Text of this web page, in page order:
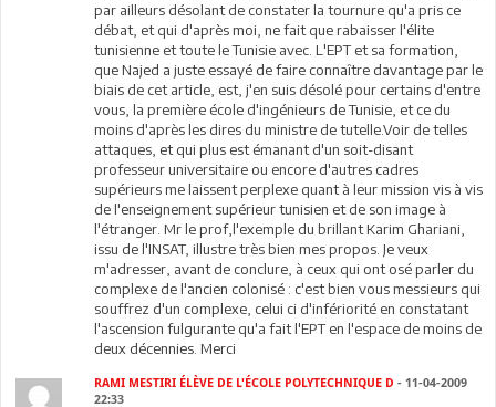
par ailleurs désolant de constater la tournure qu'a pris ce
débat, et qui d'après moi, ne fait que rabaisser l'élite
tunisienne et toute le Tunisie avec. L'EPT et sa formation,
que Najed a juste essayé de faire connaître davantage par le
biais de cet article, est, j'en suis désolé pour certains d'entre
vous, la première école d'ingénieurs de Tunisie, et ce du
moins d'après les dires du ministre de tutelle.Voir de telles
attaques, et qui plus est émanant d'un soit-disant
professeur universitaire ou encore d'autres cadres
supérieurs me laissent perplexe quant à leur mission vis à vis
de l'enseignement supérieur tunisien et de son image à
l'étranger. Mr le prof,l'exemple du brillant Karim Ghariani,
issu de l'INSAT, illustre très bien mes propos. Je veux
m'adresser, avant de conclure, à ceux qui ont osé parler du
complexe de l'ancien colonisé : c'est bien vous messieurs qui
souffrez d'un complexe, celui ci d'infériorité en constatant
l'ascension fulgurante qu'a fait l'EPT en l'espace de moins de
deux décennies. Merci
RAMI MESTIRI ÉLÈVE DE L'ÉCOLE POLYTECHNIQUE D - 11-04-2009
22:33